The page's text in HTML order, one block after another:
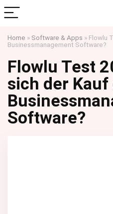
Home » Software & Apps » Flowlu
Businessmanagement Software?
Flowlu Test
sich der Kauf
Software?